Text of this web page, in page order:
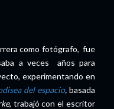
como fotógrafo, fue
a veces años para
experimentando en
del espacio,basada
, trabajó con el escritor